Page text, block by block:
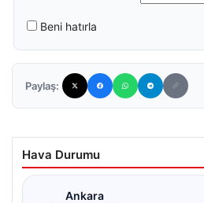
Beni hatırla
Paylaş:
Hava Durumu
Ankara